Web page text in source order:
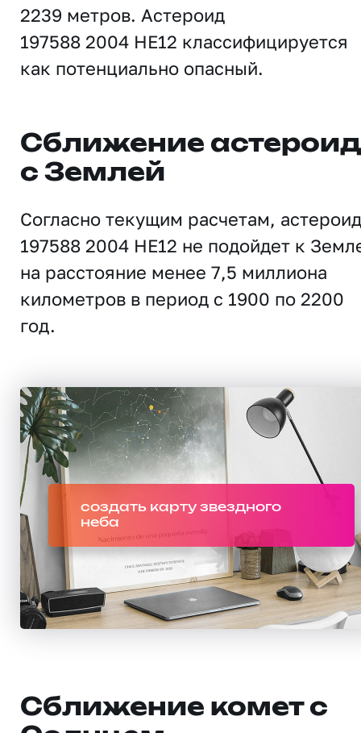
2239 метров. Астероид
197588 2004 HE12 классифицируется
как потенциально опасный.
Сближение
с Землей
Согласно текущим расчетам, астероид
197588 2004 HE12 не подойдет к
на расстояние менее 7,5 миллиона
километров в период с 1900 по 2200
год.
создать карту звездного
неба
Сближение комет с